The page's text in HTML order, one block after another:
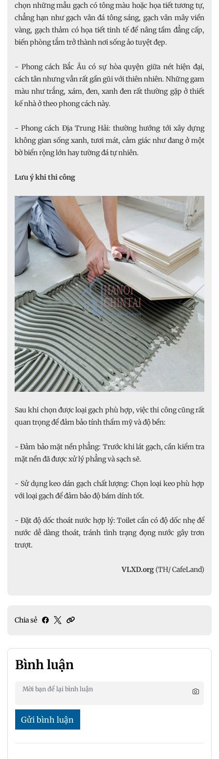
chọn những mẫu gạch có tông màu hoặc họa tiết tương tự,
chẳng hạn như gạch vân đá tông sáng, gạch vân mây viền
vàng, gạch thảm có họa tiết tinh tế để nâng tầm đẳng cấp,
biến phòng tắm trở thành nơi sống ảo tuyệt đẹp.
- Phong cách Bắc Âu có sự hòa quyện giữa nét hiện đại,
cách tân nhưng vẫn rất gần gũi với thiên nhiên. Những gam
màu như trắng, xám, đen, xanh đen rất thường gặp ở thiết
kế nhà ở theo phong cách này.
- Phong cách Địa Trung Hải: thường hướng tới xây dựng
không gian sống xanh, tươi mát, cảm giác như đang ở một
bờ biển rộng lớn hay tường đá tự nhiên.
Lưu ý khi thi công
Sau khi chọn được loại gạch phù hợp, việc thi công cũng rất
quan trọng để đảm bảo tính thẩm mỹ và độ bền:
- Đảm bảo mặt nền phẳng: Trước khi lát gạch, cần kiểm tra
mặt nền đã được xử lý phẳng và sạch sẽ.
- Sử dụng keo dán gạch chất lượng: Chọn loại keo phù hợp
với loại gạch để đảm bảo độ bám dính tốt.
- Đặt độ dốc thoát nước hợp lý: Toilet cần có độ dốc nhẹ để
nước dễ dàng thoát, tránh tình trạng đọng nước gây trơn
trượt.
VLXD.org (TH/ CafeLand)
Chia sẻ
Bình luận
Gửi bình luận